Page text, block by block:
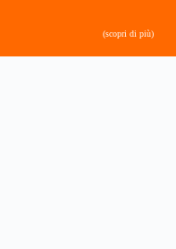
(scopri di più)